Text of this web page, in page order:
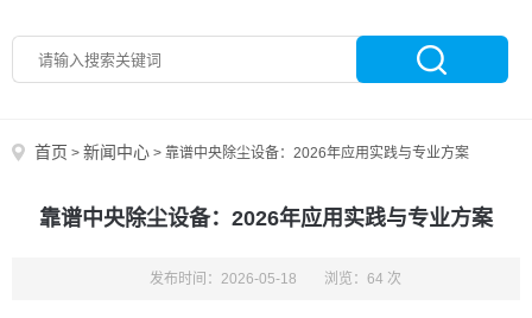
首页 > 新闻中心 > 靠谱中央除尘设备：2026年应用实践与专业方案
靠谱中央除尘设备：2026年应用实践与专业方案
发布时间：2026-05-18 浏览：64 次